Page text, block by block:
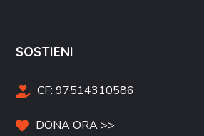
SOSTIENI
CF:97514310586
DONA ORA >>